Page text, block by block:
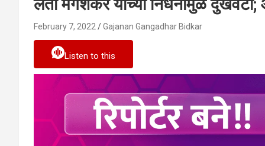
लता मंगेशकर यांच्या निधनामुळे दुखवटा;
February 7, 2022 Gajanan Gangadhar Bidkar
Listen to this